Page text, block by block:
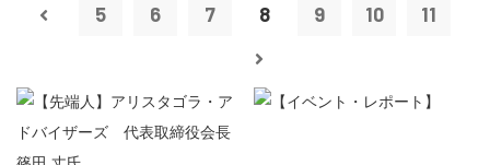
5 6 7 8 9 10 11